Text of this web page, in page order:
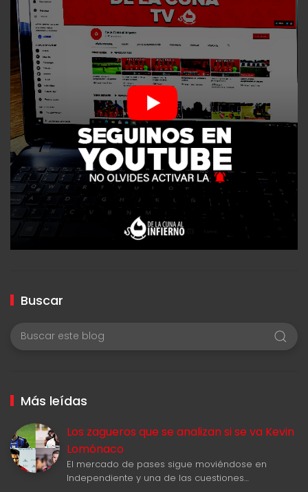
Buscar
Más leídas
Los zagueros que se analizan si se va Kevin
Lomónaco
El mercado de pases sigue moviéndose en
Independiente y una de las cuestiones…